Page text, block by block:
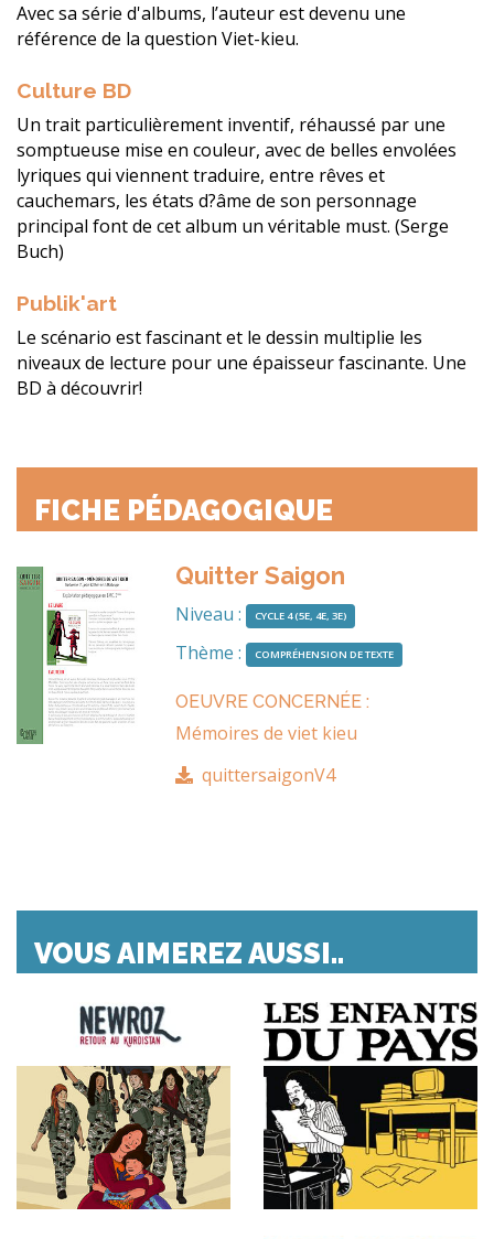
Avec sa série d'albums, l’auteur est devenu une
référence de la question Viet-kieu.
Culture BD
Un trait particulièrement inventif, réhaussé par une
somptueuse mise en couleur, avec de belles envolées
lyriques qui viennent traduire, entre rêves et
cauchemars, les états d?âme de son personnage
principal font de cet album un véritable must. (Serge
Buch)
Publik'art
Le scénario est fascinant et le dessin multiplie les
niveaux de lecture pour une épaisseur fascinante. Une
BD à découvrir!
FICHE PÉDAGOGIQUE
Quitter Saigon
Niveau : CYCLE 4 (5E, 4E, 3E)
Thème : COMPRÉHENSION DE TEXTE
OEUVRE CONCERNÉE :
Mémoires de viet kieu
quittersaigonV4
VOUS AIMEREZ AUSSI..